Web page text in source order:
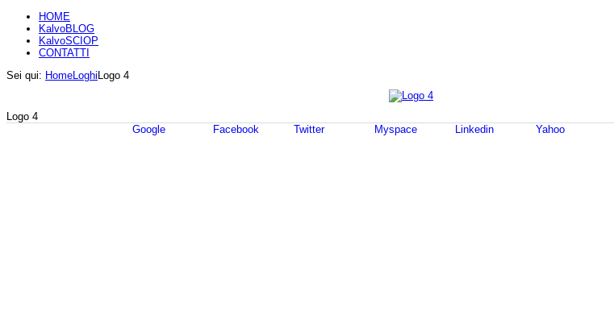
HOME
KalvoBLOG
KalvoSCIOP
CONTATTI
Sei qui: HomeLoghiLogo 4
Logo 4
Google
Facebook Twitter Myspace Linkedin Yahoo